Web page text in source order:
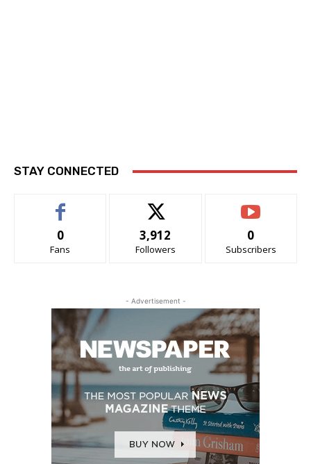
STAY CONNECTED
0
Fans
3,912
Followers
0
Subscribers
- Advertisement -